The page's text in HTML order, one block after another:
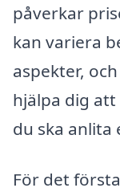
påverkar
kan variera
aspekter,
hjälpa dig
du ska
För det